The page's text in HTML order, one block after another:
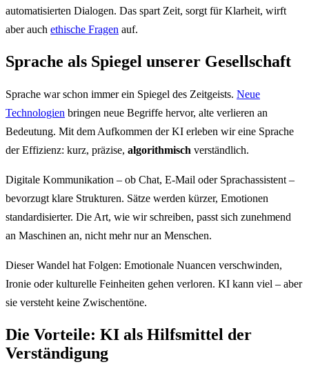
automatisierten Dialogen. Das spart Zeit, sorgt für Klarheit, wirft
aber auch ethische Fragen auf.
Sprache als Spiegel unserer Gesellschaft
Sprache war schon immer ein Spiegel des Zeitgeists. Neue
Technologien bringen neue Begriffe hervor, alte verlieren an
Bedeutung. Mit dem Aufkommen der KI erleben wir eine Sprache
der Effizienz: kurz, präzise, algorithmisch verständlich.
Digitale Kommunikation – ob Chat, E-Mail oder Sprachassistent –
bevorzugt klare Strukturen. Sätze werden kürzer, Emotionen
standardisierter. Die Art, wie wir schreiben, passt sich zunehmend
an Maschinen an, nicht mehr nur an Menschen.
Dieser Wandel hat Folgen: Emotionale Nuancen verschwinden,
Ironie oder kulturelle Feinheiten gehen verloren. KI kann viel – aber
sie versteht keine Zwischentöne.
Die Vorteile: KI als Hilfsmittel der
Verständigung